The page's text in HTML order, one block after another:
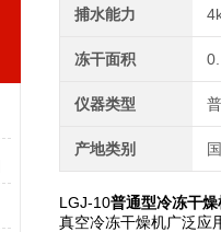
捕水能力
冻干面积
仪器类型
产地类别
LGJ-10普通型冷冻干燥
真空冷冻干燥机广泛应